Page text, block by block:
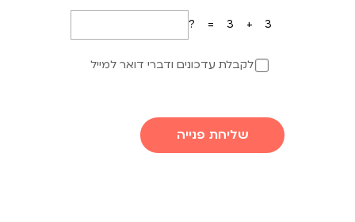
3+3=?
לקבלת עדכונים ודברי דואר למייל
שליחת פנייה